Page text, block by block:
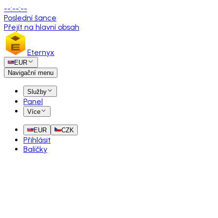
--:--:--
Poslední šance
Přejít na hlavní obsah
Eternyx
EUR
Navigační menu
Služby
Panel
Více
EUR CZK
Přihlásit
Balíčky